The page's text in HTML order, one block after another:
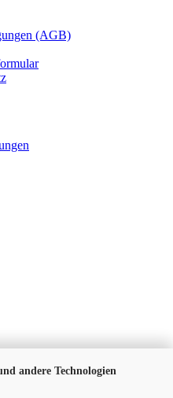
andere Technologien
(AGB)